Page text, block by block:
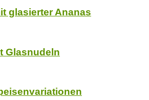
glasierter Ananas
Glasnudeln